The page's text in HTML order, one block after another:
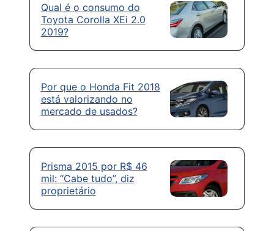
Qual é o consumo do
Toyota Corolla XEi 2.0
2019?
Por que o Honda Fit 2018
está valorizando no
mercado de usados?
Prisma 2015 por R$ 46
mil: “Cabe tudo”, diz
proprietário